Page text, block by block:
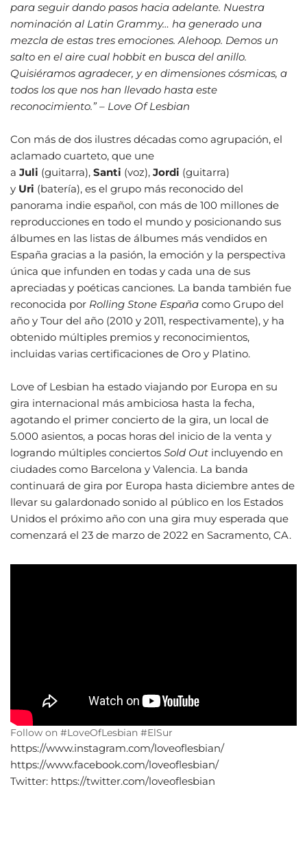
para seguir dando pasos hacia adelante. Nuestra
nominación al Latin Grammy… ha generado una
mezcla de estas tres emociones. Alehoop. Demos un
salto en el aire cual hobbit en busca del anillo.
Quisiéramos agradecer, y en dimensiones cósmicas, a
todos los que nos han llevado hasta este
reconocimiento.” – Love Of Lesbian
Con más de dos ilustres décadas como agrupación, el
aclamado cuarteto, que une
a Juli (guitarra), Santi (voz), Jordi (guitarra)
y Uri (batería), es el grupo más reconocido del
panorama indie español, con más de 100 millones de
reproducciones en todo el mundo y posicionando sus
álbumes en las listas de álbumes más vendidos en
España gracias a la pasión, la emoción y la perspectiva
única que infunden en todas y cada una de sus
apreciadas y poéticas canciones. La banda también fue
reconocida por Rolling Stone España como Grupo del
año y Tour del año (2010 y 2011, respectivamente), y ha
obtenido múltiples premios y reconocimientos,
incluidas varias certificaciones de Oro y Platino.
Love of Lesbian ha estado viajando por Europa en su
gira internacional más ambiciosa hasta la fecha,
agotando el primer concierto de la gira, un local de
5.000 asientos, a pocas horas del inicio de la venta y
logrando múltiples conciertos Sold Out incluyendo en
ciudades como Barcelona y Valencia. La banda
continuará de gira por Europa hasta diciembre antes de
llevar su galardonado sonido al público en los Estados
Unidos el próximo año con una gira muy esperada que
comenzará el 23 de marzo de 2022 en Sacramento, CA.
Follow on #LoveOfLesbian #ElSur
https://www.instagram.com/loveoflesbian/
https://www.facebook.com/loveoflesbian/
Twitter: https://twitter.com/loveoflesbian